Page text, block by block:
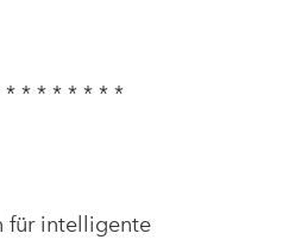
* * * * * * * *
für intelligente